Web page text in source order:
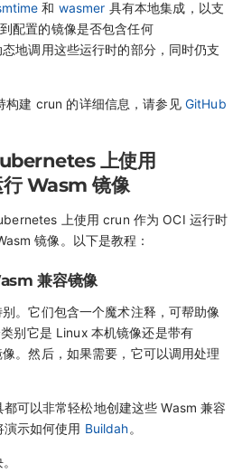
和 wasmer 具有本地集成，以支
配置的镜像是否包含任何
地调用这些运行时的部分，同时仍支
构建 crun 的详细信息，请参见 GitHub
上使用
Wasm 镜像
上使用 crun 作为 OCI 运行时
镜像。以下是教程：
兼容镜像
。它们包含一个魔术注释，可帮助像
别它是 Linux 本机镜像还是带有
。然后，如果需要，它可以调用处理
可以非常轻松地创建这些 Wasm 兼容
示如何使用 Buildah。